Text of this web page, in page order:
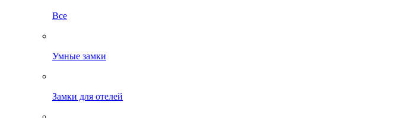
Все
Умные замки
Замки для отелей